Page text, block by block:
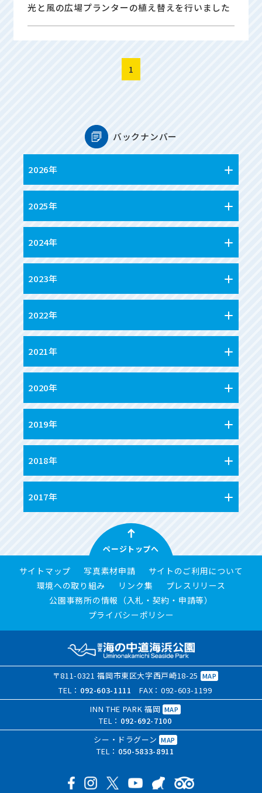
光と風の広場プランターの植え替えを行いました
1
バックナンバー
2026年
2025年
2024年
2023年
2022年
2021年
2020年
2019年
2018年
2017年
ページトップへ
サイトマップ 写真素材申請
サイトのご利用について
環境への取り組み
リンク集
プレスリリース
公園事務所の情報（入札・契約・申請等）
プライバシーポリシー
〒811-0321 福岡市東区大字西戸崎18-25 MAP
TEL： 092-603-1111 FAX：092-603-1199
INN THE PARK 福岡 MAP
TEL： 092-692-7100
シー・ドラグーンMAP
TEL： 050-5833-8911